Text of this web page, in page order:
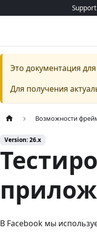
Это документация для
Для получения
Возможности
Version: 26.x
В Facebook мы